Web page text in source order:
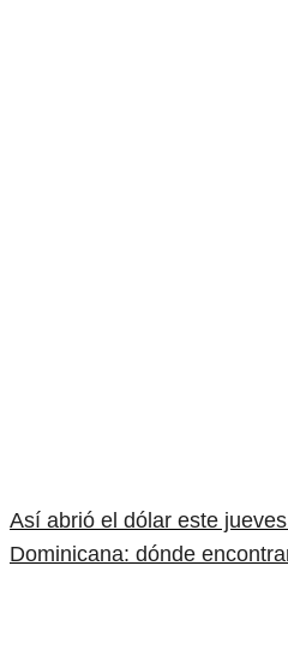
Así abrió el dólar este
Dominicana: dónde